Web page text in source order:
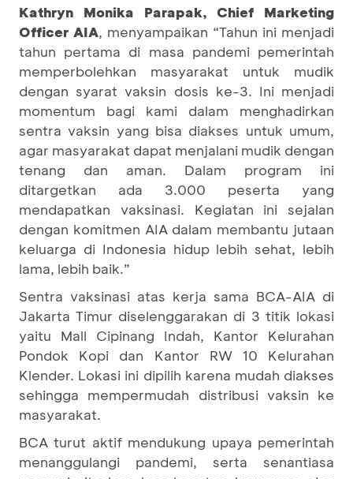
Kathryn Monika Parapak, Chief Marketing
Officer AIA, menyampaikan “Tahun ini menjadi
tahun pertama di masa pandemi pemerintah
memperbolehkan masyarakat untuk mudik
dengan syarat vaksin dosis ke-3. Ini menjadi
momentum bagi kami dalam menghadirkan
sentra vaksin yang bisa diakses untuk umum,
agar masyarakat dapat menjalani mudik dengan
tenang dan aman. Dalam program ini
ditargetkan ada 3.000 peserta yang
mendapatkan vaksinasi. Kegiatan ini sejalan
dengan komitmen AIA dalam membantu jutaan
keluarga di Indonesia hidup lebih sehat, lebih
lama, lebih baik.”
Sentra vaksinasi atas kerja sama BCA-AIA di
Jakarta Timur diselenggarakan di 3 titik lokasi
yaitu Mall Cipinang Indah, Kantor Kelurahan
Pondok Kopi dan Kantor RW 10 Kelurahan
Klender. Lokasi ini dipilih karena mudah diakses
sehingga mempermudah distribusi vaksin ke
masyarakat.
BCA turut aktif mendukung upaya pemerintah
menanggulangi pandemi, serta senantiasa